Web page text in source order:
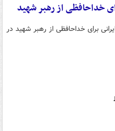
خداحافظی از رهبر شهید
برای خداحافظی از رهبر شهید در